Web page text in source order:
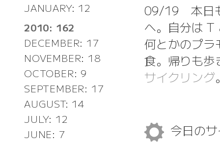
JANUARY: 12
2010: 162
DECEMBER: 17
NOVEMBER: 18
OCTOBER: 9
SEPTEMBER: 17
AUGUST: 14
JULY: 12
JUNE: 7
09/19 本日
へ。自分は T
何とかのプ
食。帰りも歩
サイクリング
今日の